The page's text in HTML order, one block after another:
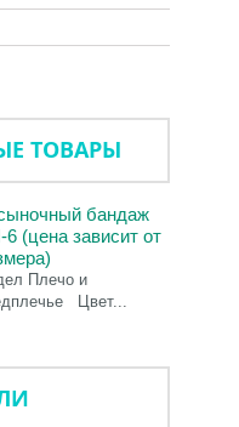
ТОВАРЫ
бандаж
(цена зависит от
Плечо и
Цвет...